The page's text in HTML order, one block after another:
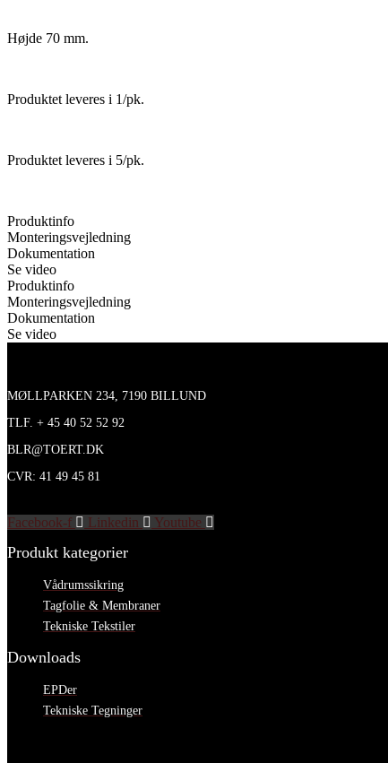
Højde 70 mm.
Produktet leveres i 1/pk.
Produktet leveres i 5/pk.
Produktinfo
Monteringsvejledning
Dokumentation
Se video
Produktinfo
Monteringsvejledning
Dokumentation
Se video
MØLLPARKEN 234, 7190 BILLUND
TLF. + 45 40 52 52 92
BLR@TOERT.DK
CVR: 41 49 45 81
Facebook-f Linkedin Youtube
Produkt kategorier
Vådrumssikring
Tagfolie & Membraner
Tekniske Tekstiler
Downloads
EPDer
Tekniske Tegninger